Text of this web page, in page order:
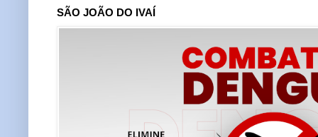
SÃO JOÃO DO IVAÍ